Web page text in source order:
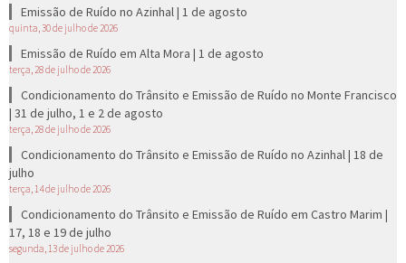
Emissão de Ruído no Azinhal | 1 de agosto
quinta, 30 de julho de 2026
Emissão de Ruído em Alta Mora | 1 de agosto
terça, 28 de julho de 2026
Condicionamento do Trânsito e Emissão de Ruído no Monte Francisco
| 31 de julho, 1 e 2 de agosto
terça, 28 de julho de 2026
Condicionamento do Trânsito e Emissão de Ruído no Azinhal | 18 de
julho
terça, 14 de julho de 2026
Condicionamento do Trânsito e Emissão de Ruído em Castro Marim |
17, 18 e 19 de julho
segunda, 13 de julho de 2026